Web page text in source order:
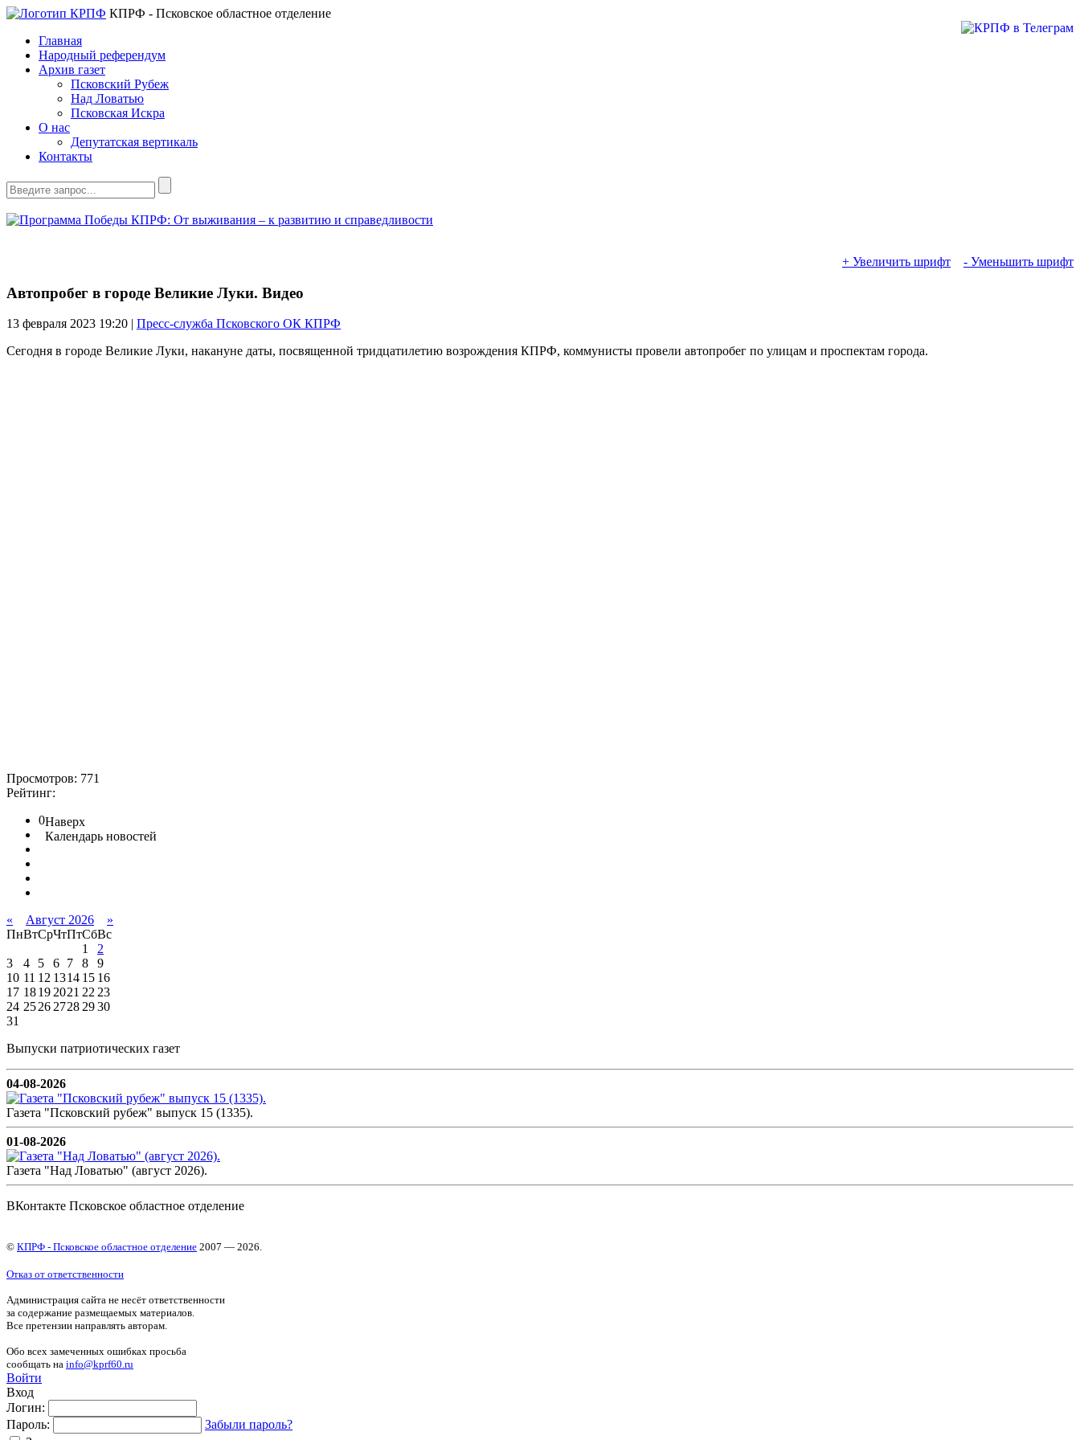
КПРФ - Псковское областное отделение
Главная
Народный референдум
Архив газет
Псковский Рубеж
Над Ловатью
Псковская Искра
О нас
Депутатская вертикаль
Контакты
+ Увеличить шрифт - Уменьшить шрифт
Автопробег в городе Великие Луки. Видео
13 февраля 2023 19:20 | Пресс-служба Псковского ОК КПРФ
Сегодня в городе Великие Луки, накануне даты, посвященной тридцатилетию возрождения КПРФ, коммунисты провели автопробег по улицам и проспектам города.
Просмотров: 771
Рейтинг:
0Наверх
Календарь новостей
« Август 2026
»
ПнВтСрЧтПтСбВс
1
2
3
4 5 6 7 8
9
10 11 12 1314 15 16
17 18192021 2223
24 252627282930
31
Выпуски патриотических газет
04-08-2026
Газета "Псковский рубеж" выпуск 15 (1335).
01-08-2026
Газета "Над Ловатью" (август 2026).
ВКонтакте Псковское областное отделение
© КПРФ - Псковское областное отделение 2007 — 2026.
Отказ от ответственности
Администрация сайта не несёт ответственности
за содержание размещаемых материалов.
Все претензии направлять авторам.
Обо всех замеченных ошибках просьба
сообщать на info@kprf60.ru
Войти
Вход
Логин:
Пароль:
Забыли пароль?